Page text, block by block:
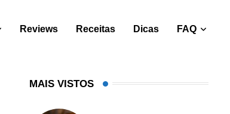
Reviews Receitas Dicas FAQ
MAIS VISTOS